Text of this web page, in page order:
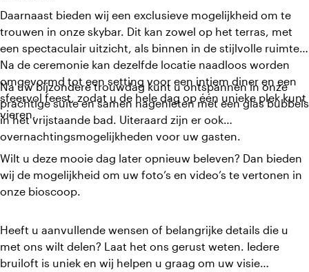
Daarnaast bieden wij een exclusieve mogelijkheid om te
trouwen in onze skybar. Dit kan zowel op het terras, met
een spectaculair uitzicht, als binnen in de stijlvolle ruimte.
Na de ceremonie kan dezelfde locatie naadloos worden
omgevormd tot een setting voor een intiem diner en een
sfeervol feest, zodat u de hele dag op één unieke plek kunt
vieren.
Na uw bijzondere trouwdag kunt u ontspannen in onze
prachtige suite en samen nagenieten met een glas bubbels
in het vrijstaande bad. Uiteraard zijn er ook
overnachtingsmogelijkheden voor uw gasten.
Wilt u deze mooie dag later opnieuw beleven? Dan bieden
wij de mogelijkheid om uw foto’s en video’s te vertonen in
onze bioscoop.
Heeft u aanvullende wensen of belangrijke details die u
met ons wilt delen? Laat het ons gerust weten. Iedere
bruiloft is uniek en wij helpen u graag om uw visie